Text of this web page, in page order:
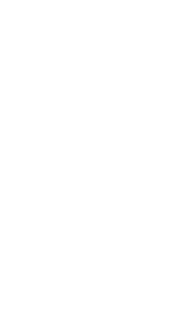
μετρήσεις σχετικά με
εικόνα του κοινού
σας χρήση της